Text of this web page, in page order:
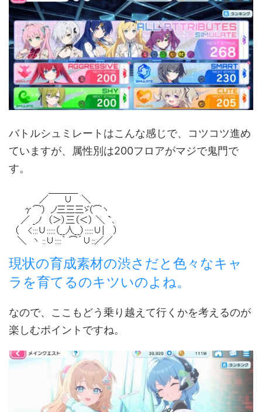
バトルシュミレートはこんな感じで、コツコツ進め
ていますが、属性別は200フロアがマジで鬼門で
す。
現状の育成素材の渋さだと色々なキャ
ラを育てるのキツいのよね。
なので、ここもどう乗り越えて行くかを考えるのが
楽しむポイントですね。